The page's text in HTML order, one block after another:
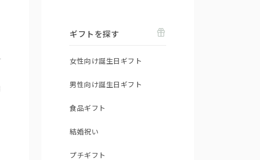
ギフトを探す
女性向け誕生日ギフト
男性向け誕生日ギフト
食品ギフト
結婚祝い
プチギフト